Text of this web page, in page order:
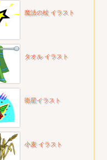
魔法の杖 イラスト
タオル イラスト
衛星イラスト
小麦 イラスト